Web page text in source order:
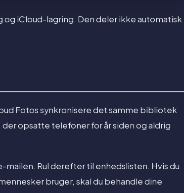
iCloud-lagring. Den deler ikke automatisk
Fotos synkronisere det samme bibliotek
opsatte telefoner for år siden og aldrig
Rul derefter til enhedslisten. Hvis du
bruger, skal du behandle dine